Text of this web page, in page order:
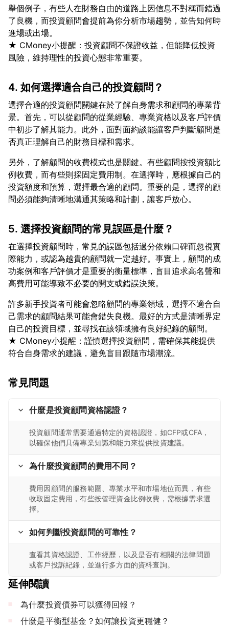
舉個例子，有些人在財務自由的道路上因信息不對稱而錯過
了良機，而投資顧問會提前為你分析市場趨勢，並告知何時
進場或出場。
★ CMoney小提醒：投資顧問不保證收益，但能降低投資
4. 如何選擇適合自己的投資顧問？
選擇合適的投資顧問關鍵在於了解自身需求和顧問的專業背
景。首先，可以從顧問的從業經驗、專業資格以及客戶評價
中初步了解其能力。此外，面對面約談能讓客戶判斷顧問是
另外，了解顧問的收費模式也是關鍵。有些顧問按投資額比
例收費，而有些則採固定費用制。在選擇時，應根據自己的
投資額度和預算，選擇最合適的顧問。重要的是，選擇的顧
5. 選擇投資顧問的常見誤區是什麼？
在選擇投資顧問時，常見的誤區包括過分依賴口碑而忽視實
際能力，或認為越貴的顧問就一定越好。事實上，顧問的成
功案例和客戶評價才是重要的衡量標準，盲目追求高名聲和
許多新手投資者可能會忽略顧問的專業領域，選擇不適合自
己需求的顧問結果可能會錯失良機。最好的方式是清晰界定
自己的投資目標，並尋找在該領域擁有良好紀錄的顧問。
★ CMoney小提醒：謹慎選擇投資顧問，需確保其能提供
常見問題
什麼是投資顧問資格認證？
投資顧問通常需要通過特定的資格認證，如CFP或CFA，
以確保他們具備專業知識和能力來提供投資建議。
為什麼投資顧問的費用不同？
費用因顧問的服務範圍、專業水平和市場地位而異，有些
收取固定費用，有些按管理資金比例收費，需根據需求選
擇。
如何判斷投資顧問的可靠性？
查看其資格認證、工作經歷，以及是否有相關的法律問題
或客戶投訴紀錄，並進行多方面的資料查詢。
延伸閱讀
為什麼投資債券可以獲得回報？
什麼是平衡型基金？如何讓投資更穩健？